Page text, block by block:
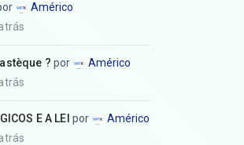
Américo
? por
Américo
E A LEI por
Américo